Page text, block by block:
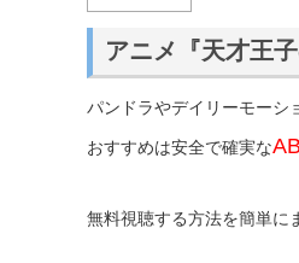
アニメ『天才王
パンドラやデイリーモーシ
おすすめは安全で確実な
無料視聴する方法を簡単に